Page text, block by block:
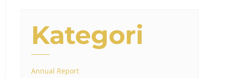
Kategori
Annual Report